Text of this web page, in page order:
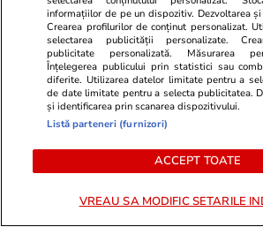
două rochii
Stiri Mondene
Ce mănâncă Alina Ceușan
pentru a se menține în formă.
Regula de la care nu se abate
informațiilor de pe un dispozitiv. Dezvoltarea
Crearea profilurilor de conținut personalizat.
selectarea publicității personalizate.
publicitate personalizată. Măsurarea
Înțelegerea publicului prin statistici sau
diferite. Utilizarea datelor limitate pentru a
de date limitate pentru a selecta publicitatea.
și identificarea prin scanarea dispozitivului.
Listă parteneri (furnizori)
ACCEPT TOATE
VREAU SA MODIFIC SETARILE